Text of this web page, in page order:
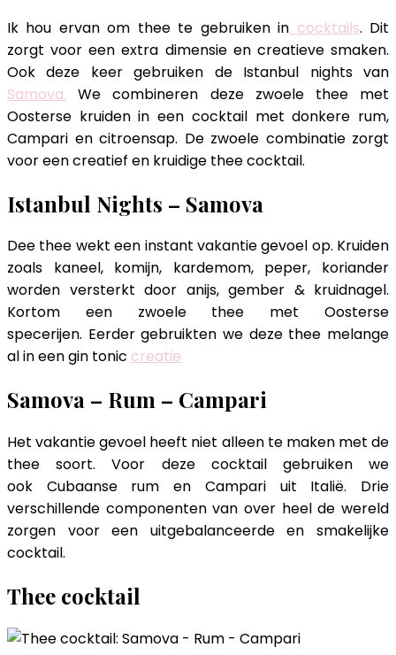
–
Rum
–
Campari
Ik hou ervan om thee te gebruiken in cocktails. Dit
zorgt voor een extra dimensie en creatieve smaken.
Ook deze keer gebruiken de Istanbul nights van
Samova. We combineren deze zwoele thee met
Oosterse kruiden in een cocktail met donkere rum,
Campari en citroensap. De zwoele combinatie zorgt
voor een creatief en kruidige thee cocktail.
Istanbul Nights – Samova
Dee thee wekt een instant vakantie gevoel op. Kruiden
zoals kaneel, komijn, kardemom, peper, koriander
worden versterkt door anijs, gember & kruidnagel.
Kortom een zwoele thee met Oosterse
specerijen. Eerder gebruikten we deze thee melange
al in een gin tonic creatie
Samova – Rum – Campari
Het vakantie gevoel heeft niet alleen te maken met de
thee soort. Voor deze cocktail gebruiken we
ook Cubaanse rum en Campari uit Italië. Drie
verschillende componenten van over heel de wereld
zorgen voor een uitgebalanceerde en smakelijke
cocktail.
Thee cocktail